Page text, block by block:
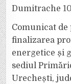
Dumitrache
Comunicat
finalizarea
energetice și
sediul
Urechești,